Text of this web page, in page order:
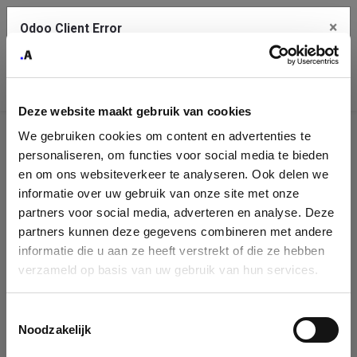
Deze website maakt gebruik van cookies
We gebruiken cookies om content en advertenties te
personaliseren, om functies voor social media te bieden
en om ons websiteverkeer te analyseren. Ook delen we
informatie over uw gebruik van onze site met onze
partners voor social media, adverteren en analyse. Deze
partners kunnen deze gegevens combineren met andere
informatie die u aan ze heeft verstrekt of die ze hebben
verzameld op basis van uw gebruik van hun services.
Noodzakelijk
Company
Identification
Please fill in your company details
You can search a company in our database by name, VAT or
enterprise ID. When a company is selected it will auto-complete the
form. If you don't find your company in our database, you can create
Odoo Client Error ×
service.
See details
Ok